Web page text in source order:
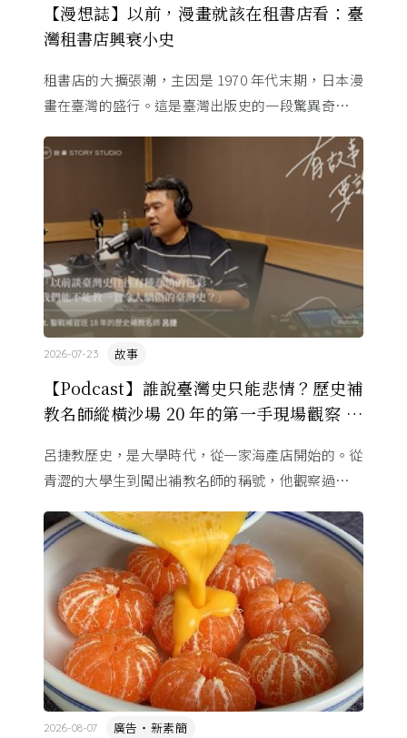
【漫想誌】以前，漫畫就該在租書店看：臺
灣租書店興衰小史
租書店的大擴張潮，主因是 1970 年代末期，日本漫
畫在臺灣的盛行。這是臺灣出版史的一段驚異奇航。
的協定保護 ...
【Podcast】誰說臺灣史只能悲情？歷史補
教名師縱橫沙場 20 年的第一手現場觀察 ft.
故事
2026-07-23
呂捷教歷史，是大學時代，從一家海產店開始的。從
青澀的大學生到闖出補教名師的稱號，他觀察過幾十
裡幾乎沒有臺灣史，一路 ...
廣告・新素簡
2026-08-07